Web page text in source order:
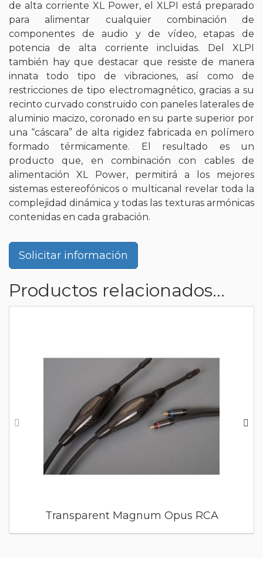
de alta corriente XL Power, el XLPI está preparado
para alimentar cualquier combinación de
componentes de audio y de vídeo, etapas de
potencia de alta corriente incluidas. Del XLPI
también hay que destacar que resiste de manera
innata todo tipo de vibraciones, así como de
restricciones de tipo electromagnético, gracias a su
recinto curvado construido con paneles laterales de
aluminio macizo, coronado en su parte superior por
una “cáscara” de alta rigidez fabricada en polímero
formado térmicamente. El resultado es un
producto que, en combinación con cables de
alimentación XL Power, permitirá a los mejores
sistemas estereofónicos o multicanal revelar toda la
complejidad dinámica y todas las texturas armónicas
contenidas en cada grabación.
Solicitar información
Productos relacionados...
Transparent Magnum Opus RCA